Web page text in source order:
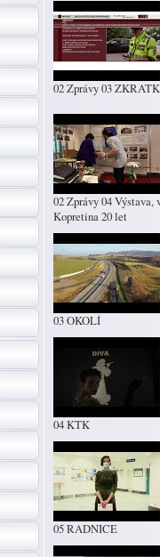
02 Zprávy 03
02 Zprávy 04 Výstava,
Kopretina 20 let
03 OKOLÍ
04 KTK
05 RADNICE